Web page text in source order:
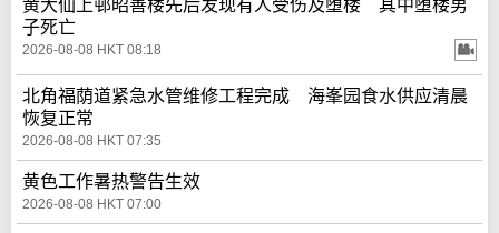
黄大仙上邨昭善楼先后发现有人受伤及堕楼 其中堕楼男
子死亡
2026-08-08 HKT 08:18
北角福荫道紧急水管维修工程完成 海峯园食水供应清晨
恢复正常
2026-08-08 HKT 07:35
黄色工作暑热警告生效
2026-08-08 HKT 07:00